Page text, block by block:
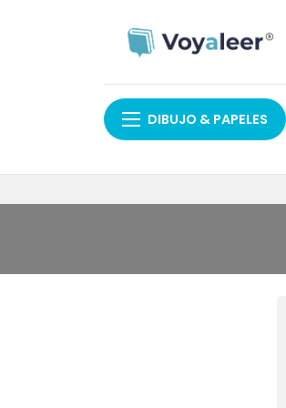
DIBUJO & PAPELES